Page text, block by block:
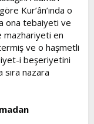
Kur’ân’ında o
ona tebaiyeti ve
mazhariyeti en
ve o haşmetli
i beşeriyetini
nazara